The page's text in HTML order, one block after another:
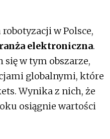
w Polsce,
elektroniczna.
się w tym obszarze,
globalnymi, które
Wynika z nich, że
osiągnie wartości